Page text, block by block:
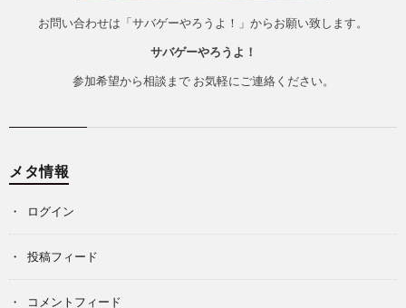
お問い合わせは「サバゲーやろうよ！」からお願い致します。
サバゲーやろうよ！
参加希望から相談まで お気軽にご連絡ください。
メタ情報
ログイン
投稿フィード
コメントフィード